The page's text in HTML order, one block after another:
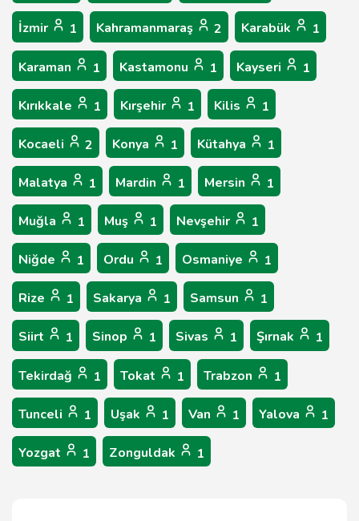
İzmir 1 Kahramanmaraş 2 Karabük 1
Karaman 1 Kastamonu 1 Kayseri 1
Kırıkkale 1 Kırşehir 1 Kilis 1
Kocaeli 2 Konya 1 Kütahya 1
Malatya 1 Mardin 1 Mersin 1
Muğla 1 Muş 1 Nevşehir 1
Niğde 1 Ordu 1 Osmaniye 1
Rize 1 Sakarya 1 Samsun 1
Siirt 1 Sinop 1 Sivas 1 Şırnak 1
Tekirdağ 1 Tokat 1 Trabzon 1
Tunceli 1 Uşak 1 Van 1 Yalova 1
Yozgat 1 Zonguldak 1